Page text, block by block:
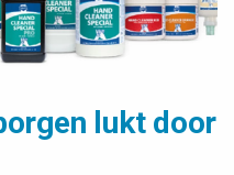
lukt door